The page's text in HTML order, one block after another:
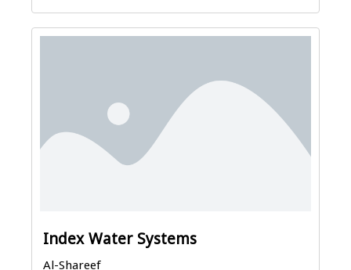
Index Water Systems
Al-Shareef